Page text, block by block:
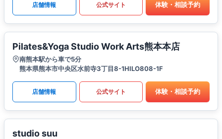
店舗情報 公式サイト 体験・相談予約
Pilates&Yoga Studio Work Arts熊本本店
南熊本駅から車で5分
熊本県熊本市中央区水前寺3丁目8-1HILO808-1F
店舗情報 公式サイト 体験・相談予約
studio suu